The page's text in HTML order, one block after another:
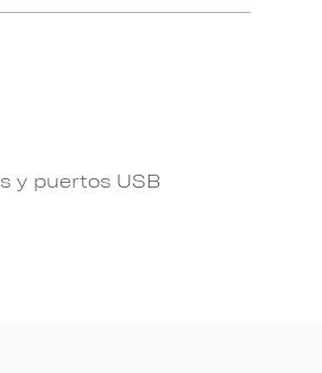
y puertos USB